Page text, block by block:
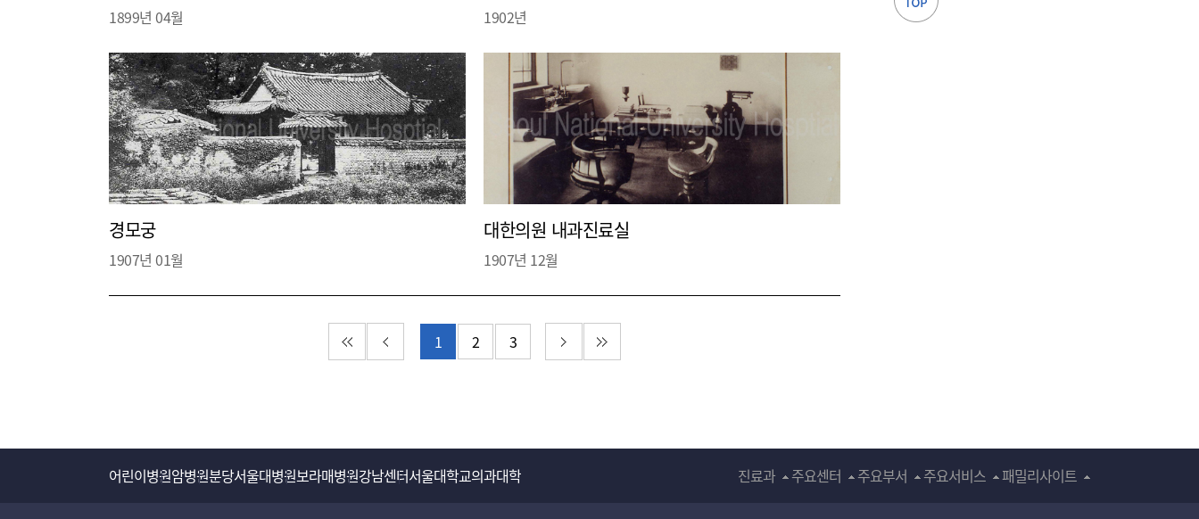
1899년 04월 1902년
경모궁
1907년 01월
대한의원 내과진료실
1907년 12월
첫 페이지이전 페이지
1 2 3 다음 페이지마지막 페이지
어린이병원암병원분당서울대병원보라매병원강남센터서울대학교의과대학 진료과 주요센터 주요부서 주요서비스 패밀리사이트